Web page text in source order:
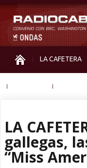
LA CAFETERA
LA
gallegas,
“Miss